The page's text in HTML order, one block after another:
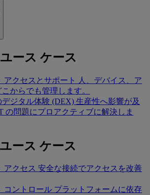
ース ケース
アクセスとサポート
人、デバイス、ア
からでも管理します。
デジタル体験 (DEX) 生産性へ影響が及
の問題にプロアクティブに解決しま
ース ケース
アクセス 安全な接続でアクセスを改善
コントロール プラットフォームに依存